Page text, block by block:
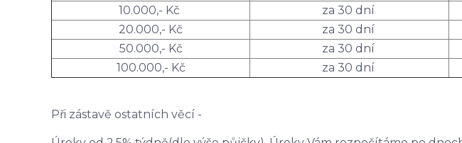
10.000,- Kč
za 30 dní
20.000,- Kč
za 30 dní
50.000,- Kč
za 30 dní
100.000,- Kč
za 30 dní
Při zástavě ostatních věcí -